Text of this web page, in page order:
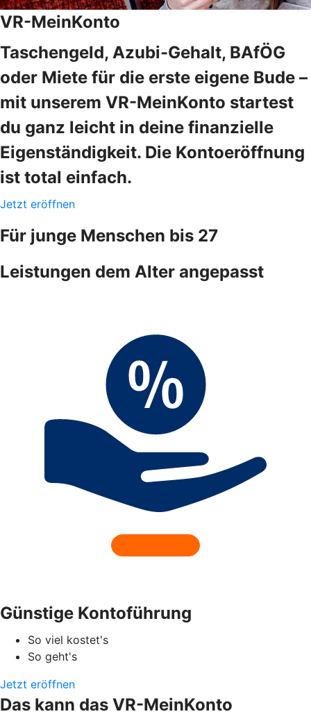
VR-MeinKonto
Taschengeld, Azubi-Gehalt, BAfÖG
oder Miete für die erste eigene Bude –
mit unserem VR-MeinKonto startest
du ganz leicht in deine finanzielle
Eigenständigkeit. Die Kontoeröffnung
ist total einfach.
Jetzt eröffnen
Für junge Menschen bis 27
Leistungen dem Alter angepasst
Günstige Kontoführung
So viel kostet's
So geht's
Jetzt eröffnen
Das kann das VR-MeinKonto